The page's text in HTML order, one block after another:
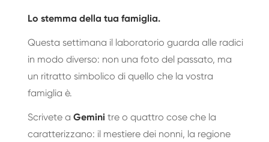
Lo stemma della tua famiglia.
Questa settimana il laboratorio guarda alle radici
in modo diverso: non una foto del passato, ma
un ritratto simbolico di quello che la vostra
famiglia è.
Scrivete aGemini tre o quattro cose che la
caratterizzano: il mestiere dei nonni, la regione